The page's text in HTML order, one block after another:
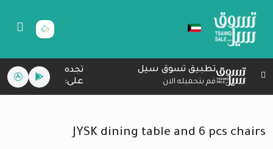
تطبيق تسوق سيل
قم بتحميله الان
تجده
على:
JYSK dining table and 6 pcs chairs